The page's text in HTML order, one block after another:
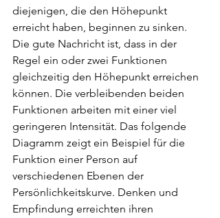
diejenigen, die den Höhepunkt
erreicht haben, beginnen zu sinken.
Die gute Nachricht ist, dass in der
Regel ein oder zwei Funktionen
gleichzeitig den Höhepunkt erreichen
können. Die verbleibenden beiden
Funktionen arbeiten mit einer viel
geringeren Intensität. Das folgende
Diagramm zeigt ein Beispiel für die
Funktion einer Person auf
verschiedenen Ebenen der
Persönlichkeitskurve. Denken und
Empfindung erreichten ihren